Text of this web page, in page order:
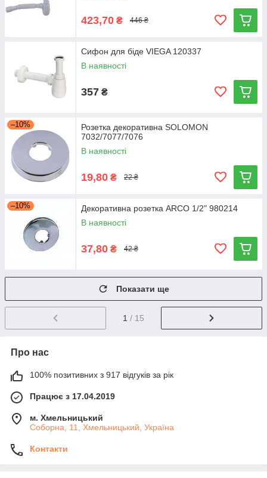
423,70 ₴ 446 ₴
Сифон для біде VIEGA 120337
В наявності
357 ₴
–10%
Розетка декоративна SOLOMON
7032/7077/7076
В наявності
19,80 ₴ 22 ₴
–10%
Декоративна розетка ARCO 1/2" 980214
В наявності
37,80 ₴ 42 ₴
Показати ще
1 / 15
Про нас
100% позитивних з 917 відгуків за рік
Працює з 17.04.2019
м. Хмельницький
Соборна, 11, Хмельницький, Україна
Контакти